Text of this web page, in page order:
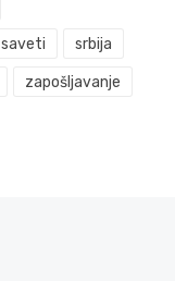
saveti srbija
zapošljavanje